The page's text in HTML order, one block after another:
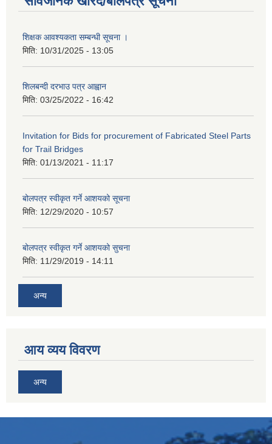
शिक्षक आवश्यकता सम्बन्धी सूचना ।
मिति: 10/31/2025 - 13:05
शिलबन्दी दरभाउ पत्र आह्वान
मिति: 03/25/2022 - 16:42
Invitation for Bids for procurement of Fabricated Steel Parts
for Trail Bridges
मिति: 01/13/2021 - 11:17
बोलपत्र स्वीकृत गर्ने आशयको सूचना
मिति: 12/29/2020 - 10:57
बोलपत्र स्वीकृत गर्ने आशयको सुचना
मिति: 11/29/2019 - 14:11
अन्य
आय व्यय विवरण
अन्य